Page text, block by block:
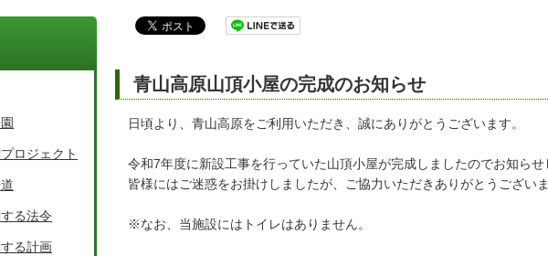
青山高原山頂小屋の完成のお知らせ
日頃より、青山高原をご利用いただき、誠にありがとうございます。
令和7年度に新設工事を行っていた山頂小屋が完成しましたのでお知らせ
皆様にはご迷惑をお掛けしましたが、ご協力いただきありがとうござ
※なお、当施設にはトイレはありません。
ロジェクト
る法令
る計画